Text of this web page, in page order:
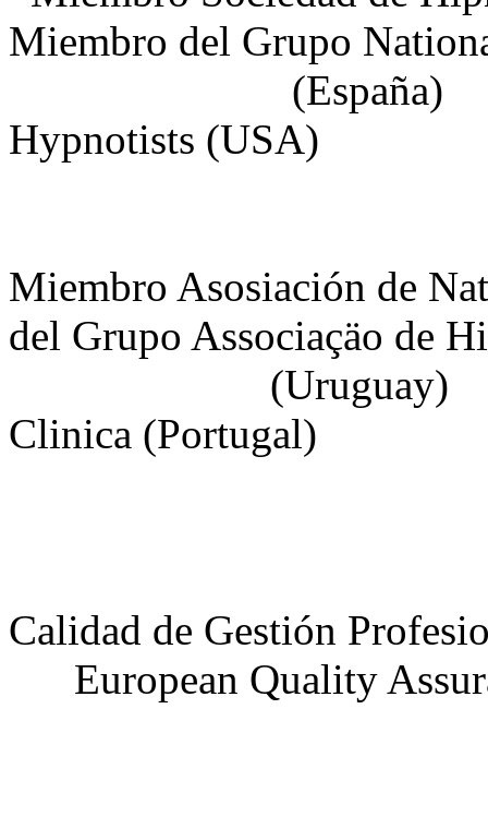
Miembro del Grupo
Hypnotists (USA)
Miembro Asosiación de
del Grupo Associaçäo de
Clinica (Portugal)
Calidad de Gestión
European